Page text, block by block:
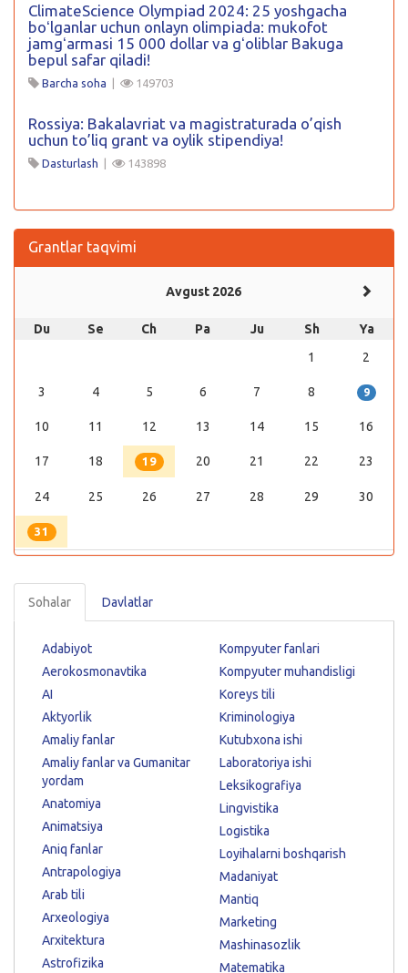
ClimateScience Olympiad 2024: 25 yoshgacha
boʻlganlar uchun onlayn olimpiada: mukofot
jamgʻarmasi 15 000 dollar va gʻoliblar Bakuga
bepul safar qiladi!
Barcha soha | 149703
Rossiya: Bakalavriat va magistraturada o’qish
uchun to’liq grant va oylik stipendiya!
Dasturlash | 143898
Grantlar taqvimi
Avgust 2026
Du Se Ch Pa Ju Sh
Ya
1
2
3 4 5 6 7 8 9
10 11 12 13 14 15 16
17 18 19 20 21 22 23
24 25 26 27 28 29 30
31
Sohalar Davlatlar
Adabiyot
Aerokosmonavtika
AI
Aktyorlik
Amaliy fanlar
Amaliy fanlar va Gumanitar
yordam
Anatomiya
Animatsiya
Aniq fanlar
Antrapologiya
Arab tili
Arxeologiya
Arxitektura
Astrofizika
Kompyuter fanlari
Kompyuter muhandisligi
Koreys tili
Kriminologiya
Kutubxona ishi
Laboratoriya ishi
Leksikografiya
Lingvistika
Logistika
Loyihalarni boshqarish
Madaniyat
Mantiq
Marketing
Mashinasozlik
Matematika